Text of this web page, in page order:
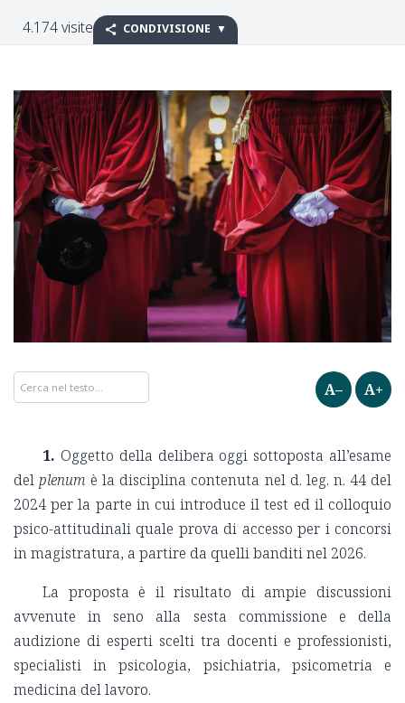
4.174 visite CONDIVISIONE
A– A+
1. Oggetto della delibera oggi sottoposta all’esame
delplenum è la disciplina contenuta nel d. leg. n. 44 del
2024 per la parte in cui introduce il test ed il colloquio
psico-attitudinali quale prova di accesso per i concorsi
in magistratura, a partire da quelli banditi nel 2026.
La proposta è il risultato di ampie discussioni
avvenute in seno alla sesta commissione e della
audizione di esperti scelti tra docenti e professionisti,
specialisti in psicologia, psichiatria, psicometria e
medicina del lavoro.